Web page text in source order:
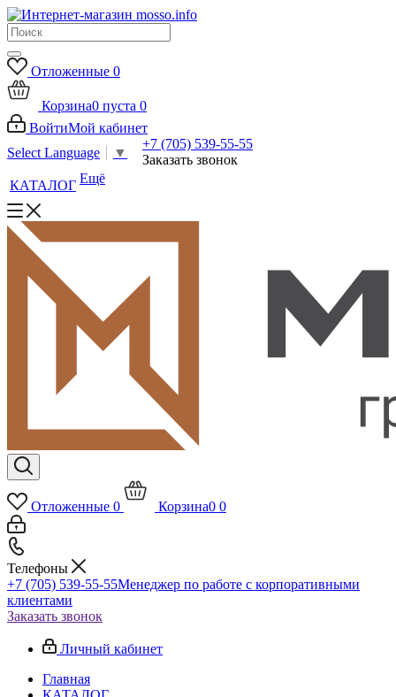
Отложенные 0
Корзина0 пуста 0
ВойтиМой кабинет
Select Language
▼
+7 (705) 539-55-55
Заказать звонок
КАТАЛОГ Ещё
Отложенные 0 Корзина0 0
Телефоны
+7 (705) 539-55-55Менеджер по работе с корпоративными
клиентами
Заказать звонок
Личный кабинет
Главная